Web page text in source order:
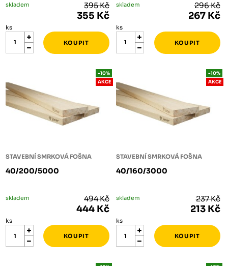
skladem 395 Kč
355 Kč
ks
skladem 296 Kč
267 Kč
ks
STAVEBNÍ SMRKOVÁ FOŠNA
40/200/5000
-10%
AKCE
skladem 494 Kč
444 Kč
ks
STAVEBNÍ SMRKOVÁ FOŠNA
40/160/3000
-10%
AKCE
skladem 237 Kč
213 Kč
ks